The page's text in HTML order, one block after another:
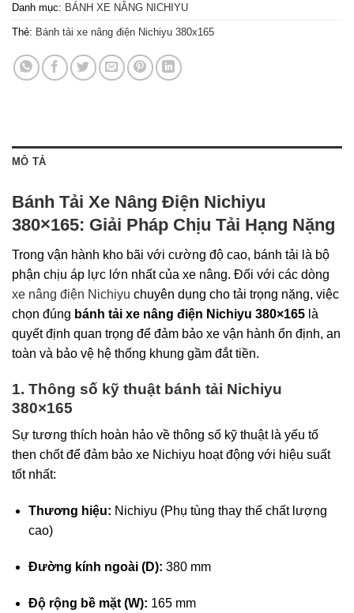
Danh mục: BÁNH XE NÂNG NICHIYU
Thẻ: Bánh tải xe nâng điện Nichiyu 380x165
MÔ TẢ
Bánh Tải Xe Nâng Điện Nichiyu
380×165: Giải Pháp Chịu Tải Hạng Nặng
Trong vận hành kho bãi với cường độ cao, bánh tải là bộ
phận chịu áp lực lớn nhất của xe nâng. Đối với các dòng
xe nâng điện Nichiyu chuyên dụng cho tải trọng nặng, việc
chọn đúng bánh tải xe nâng điện Nichiyu 380×165 là
quyết định quan trọng để đảm bảo xe vận hành ổn định, an
toàn và bảo vệ hệ thống khung gầm đắt tiền.
1. Thông số kỹ thuật bánh tải Nichiyu
380×165
Sự tương thích hoàn hảo về thông số kỹ thuật là yếu tố
then chốt để đảm bảo xe Nichiyu hoạt động với hiệu suất
tốt nhất:
Thương hiệu: Nichiyu (Phụ tùng thay thế chất lượng
cao)
Đường kính ngoài (D): 380 mm
Độ rộng bề mặt (W): 165 mm